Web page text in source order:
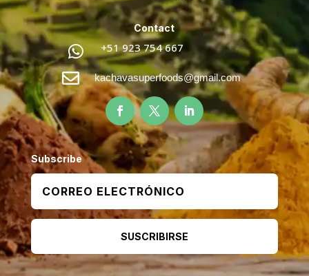
Contact
 +51 923 754 667
 kachavasuperfoods@gmail.com
Subscribe
SUSCRIBIRSE